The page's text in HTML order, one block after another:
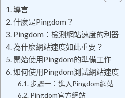
導言
什麼是Pingdom？
Pingdom：檢測網站速度的利器
為什麼網站速度如此重要？
開始使用Pingdom的準備工作
如何使用Pingdom測試網站速度
步驟一：進入Pingdom網站
Pingdom官方網站